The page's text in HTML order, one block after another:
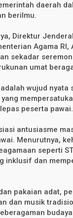
daerah
berilmu.
Direktur
Agama
sekadar
umat
adalah wujud
peserta pawai.
antusiasme
Menurutnya,
seperti
inklusif dan
pakaian adat,
dan musik